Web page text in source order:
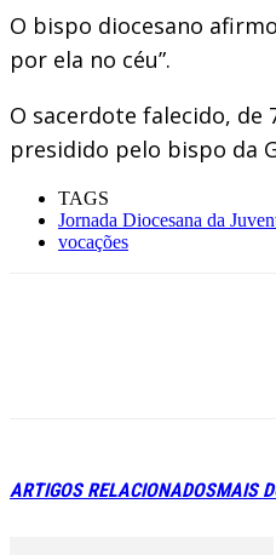
O bispo diocesano
por ela no céu”.
O sacerdote falecido, de
presidido pelo bispo da
TAGS
Jornada Diocesana da
vocações
ARTIGOS RELACIONADOSMAIS